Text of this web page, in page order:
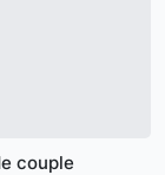
couple